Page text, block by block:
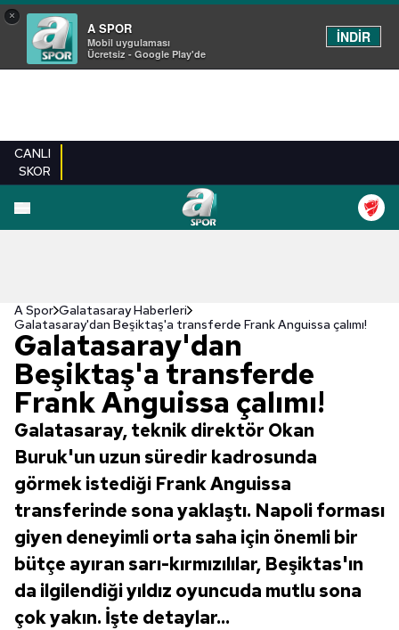
×
A SPOR
Mobil uygulaması
Ücretsiz - Google Play'de
İNDİR
CANLI
SKOR
A Spor Galatasaray Haberleri
Galatasaray'dan Beşiktaş'a transferde Frank Anguissa çalımı!
Galatasaray'dan
Beşiktaş'a transferde
Frank Anguissa çalımı!
Galatasaray, teknik direktör Okan
Buruk'un uzun süredir kadrosunda
görmek istediği Frank Anguissa
transferinde sona yaklaştı. Napoli forması
giyen deneyimli orta saha için önemli bir
bütçe ayıran sarı-kırmızılılar, Beşiktas'ın
da ilgilendiği yıldız oyuncuda mutlu sona
çok yakın. İşte detaylar...